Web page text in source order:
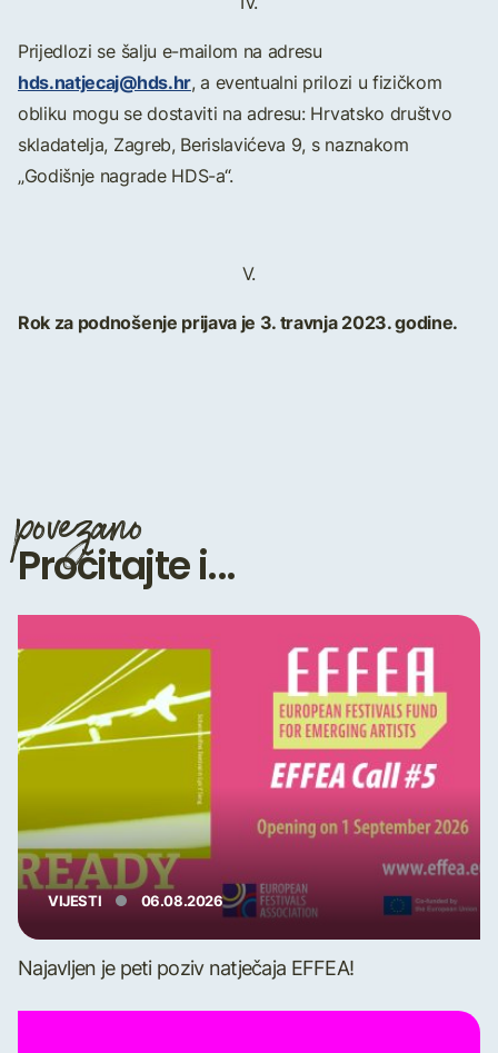
Prijedlozi se šalju e-mailom na adresu
hds.natjecaj@hds.hr, a eventualni prilozi u fizičkom
obliku mogu se dostaviti na adresu: Hrvatsko društvo
skladatelja, Zagreb, Berislavićeva 9, s naznakom
„Godišnje nagrade HDS-a“.
V.
Rok za podnošenje prijava je 3. travnja 2023. godine.
povezano
Pročitajte i...
VIJESTI 06.08.2026
Najavljen je peti poziv natječaja EFFEA!